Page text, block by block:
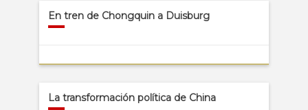
En tren de Chongquin a Duisburg
La transformación política de China